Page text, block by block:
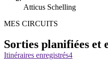
Atticus Schelling
MES CIRCUITS
Sorties planifiées et
Itinéraires enregistrés4